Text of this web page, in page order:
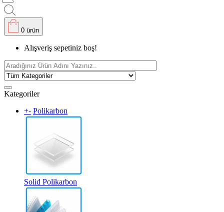
0 ürün
Alışveriş sepetiniz boş!
Kategoriler
+- Polikarbon
Solid Polikarbon